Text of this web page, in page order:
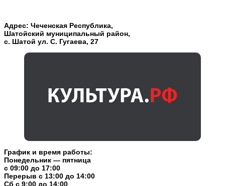
Адрес: Чеченская Республика,
Шатойский муниципальный район,
с. Шатой ул. С. Гугаева, 27
График и время работы:
Понедельник — пятница
с 09:00 до 17:00
Перерыв c 13:00 до 14:00
Cб с 9:00 до 14:00